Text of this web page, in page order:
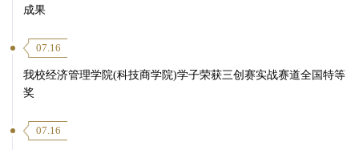
成果
07.16
我校经济管理学院(科技商学院)学子荣获三创赛实战赛道全国特等
奖
07.16